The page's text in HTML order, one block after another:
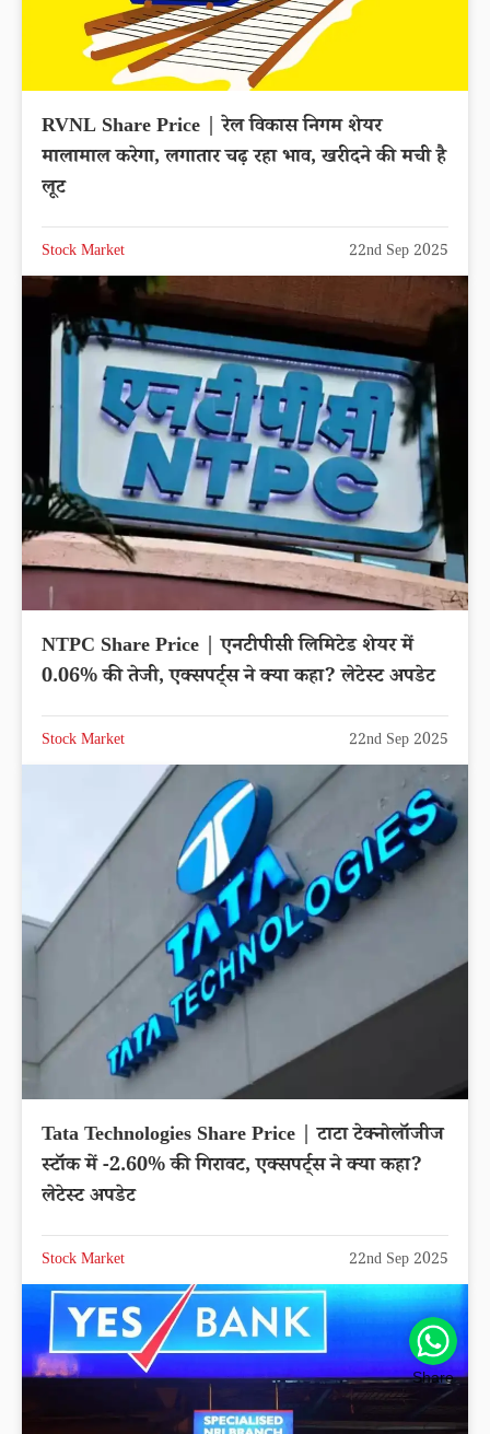
RVNL Share Price | रेल विकास निगम शेयर
मालामाल करेगा, लगातार चढ़ रहा भाव, खरीदने की मची है
लूट
Stock Market 22nd Sep 2025
NTPC Share Price | एनटीपीसी लिमिटेड शेयर में
0.06% की तेजी, एक्सपर्ट्स ने क्या कहा? लेटेस्ट अपडेट
Stock Market 22nd Sep 2025
Tata Technologies Share Price | टाटा टेक्नोलॉजीज
स्टॉक में -2.60% की गिरावट, एक्सपर्ट्स ने क्या कहा?
लेटेस्ट अपडेट
Stock Market 22nd Sep 2025
Share